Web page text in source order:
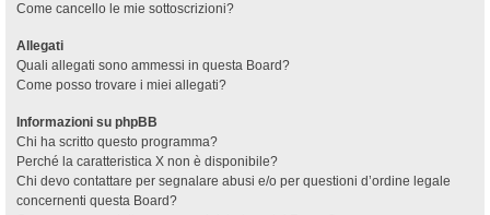
Come cancello le mie sottoscrizioni?
Allegati
Quali allegati sono ammessi in questa Board?
Come posso trovare i miei allegati?
Informazioni su phpBB
Chi ha scritto questo programma?
Perché la caratteristica X non è disponibile?
Chi devo contattare per segnalare abusi e/o per questioni d’ordine legale
concernenti questa Board?